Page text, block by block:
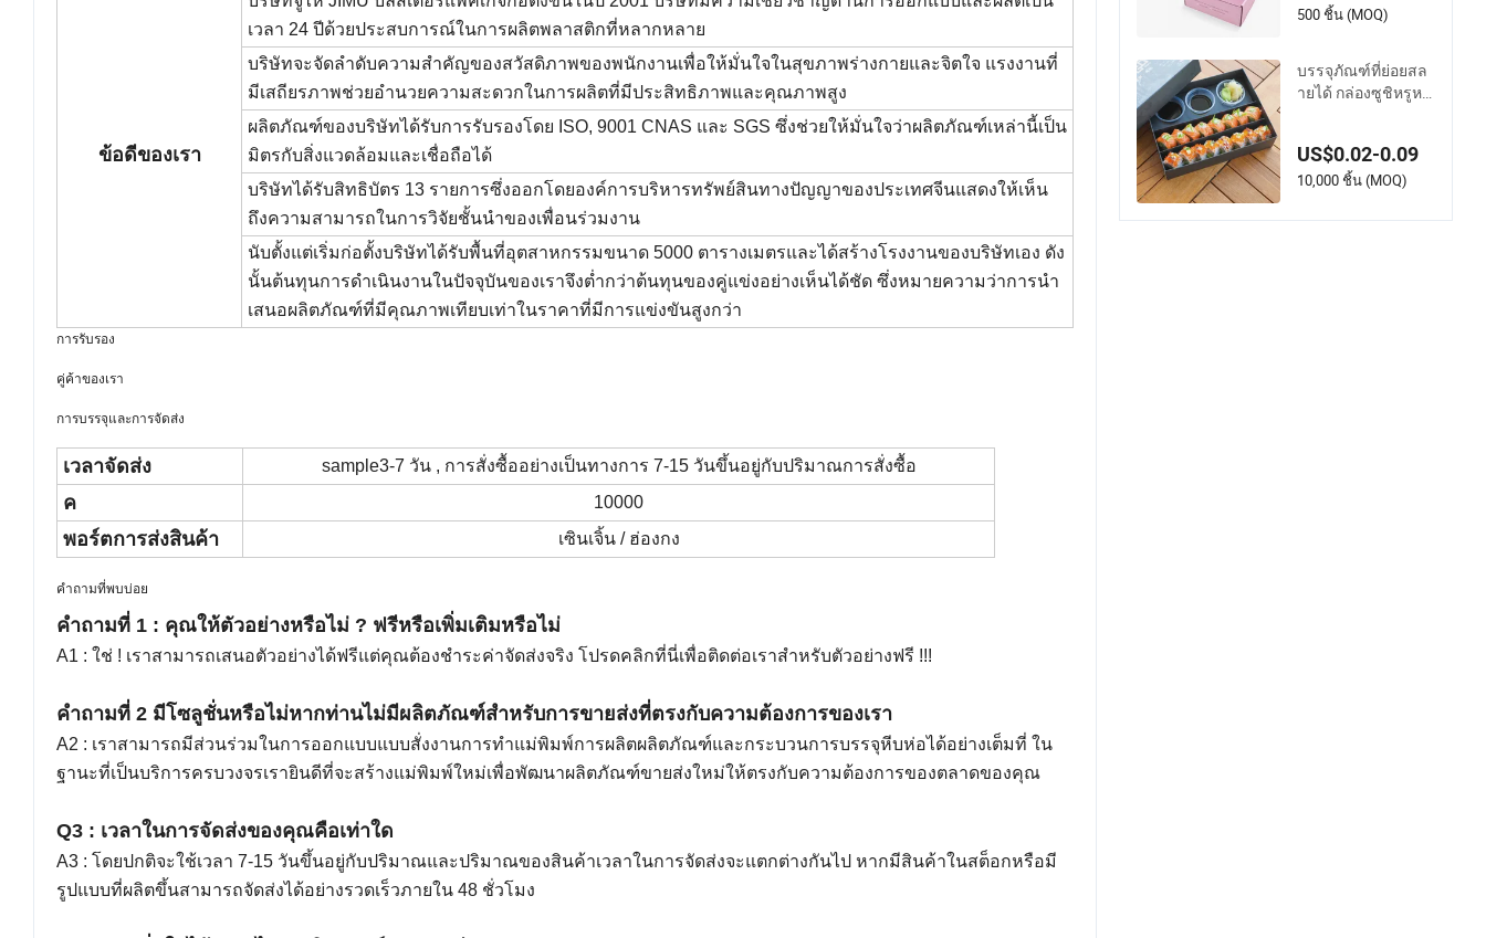
ข้อดีของเรา
เวลา 24 ปีด้วยประสบการณ์ในการผลิตพลาสติกที่หลากหลาย
บริษัทจะจัดลำดับความสำคัญของสวัสดิภาพของพนักงานเพื่อให้มั่นใจในสุขภาพร่างกายและจิตใจ แรงงานที่
มีเสถียรภาพช่วยอำนวยความสะดวกในการผลิตที่มีประสิทธิภาพและคุณภาพสูง
ผลิตภัณฑ์ของบริษัทได้รับการรับรองโดย ISO, 9001 CNAS และ SGS ซึ่งช่วยให้มั่นใจว่าผลิตภัณฑ์เหล่านี้เป็น
มิตรกับสิ่งแวดล้อมและเชื่อถือได้
บริษัทได้รับสิทธิบัตร 13 รายการซึ่งออกโดยองค์การบริหารทรัพย์สินทางปัญญาของประเทศจีนแสดงให้เห็น
ถึงความสามารถในการวิจัยชั้นนำของเพื่อนร่วมงาน
นับตั้งแต่เริ่มก่อตั้งบริษัทได้รับพื้นที่อุตสาหกรรมขนาด 5000 ตารางเมตรและได้สร้างโรงงานของบริษัทเอง ดัง
นั้นต้นทุนการดำเนินงานในปัจจุบันของเราจึงต่ำกว่าต้นทุนของคู่แข่งอย่างเห็นได้ชัด ซึ่งหมายความว่าการนำ
เสนอผลิตภัณฑ์ที่มีคุณภาพเทียบเท่าในราคาที่มีการแข่งขันสูงกว่า
การรับรอง
คู่ค้าของเรา
การบรรจุและการจัดส่ง
เวลาจัดส่ง sample3-7 วัน , การสั่งซื้ออย่างเป็นทางการ 7-15 วันขึ้นอยู่กับปริมาณการสั่งซื้อ
ค 10000
พอร์ตการส่งสินค้า เซินเจิ้น / ฮ่องกง
คำถามที่พบบ่อย
คำถามที่ 1 : คุณให้ตัวอย่างหรือไม่ ? ฟรีหรือเพิ่มเติมหรือไม่
A1 : ใช่ ! เราสามารถเสนอตัวอย่างได้ฟรีแต่คุณต้องชำระค่าจัดส่งจริง โปรดคลิกที่นี่เพื่อติดต่อเราสำหรับตัวอย่างฟรี !!!
คำถามที่ 2 มีโซลูชั่นหรือไม่หากท่านไม่มีผลิตภัณฑ์สำหรับการขายส่งที่ตรงกับความต้องการของเรา
A2 : เราสามารถมีส่วนร่วมในการออกแบบแบบสั่งงานการทำแม่พิมพ์การผลิตผลิตภัณฑ์และกระบวนการบรรจุหีบห่อได้อย่างเต็มที่ ใน
ฐานะที่เป็นบริการครบวงจรเรายินดีที่จะสร้างแม่พิมพ์ใหม่เพื่อพัฒนาผลิตภัณฑ์ขายส่งใหม่ให้ตรงกับความต้องการของตลาดของคุณ
Q3 : เวลาในการจัดส่งของคุณคือเท่าใด
A3 : โดยปกติจะใช้เวลา 7-15 วันขึ้นอยู่กับปริมาณและปริมาณของสินค้าเวลาในการจัดส่งจะแตกต่างกันไป หากมีสินค้าในสต็อกหรือมี
รูปแบบที่ผลิตขึ้นสามารถจัดส่งได้อย่างรวดเร็วภายใน 48 ชั่วโมง
รจัดส่ง และกล่องขอ
500 ชิ้น (MOQ)
บรรจุภัณฑ์ที่ย่อยสล
ายได้ กล่องซูชิหรูหร
องพร้อมซอส
US$0.02-0.09
10,000 ชิ้น (MOQ)